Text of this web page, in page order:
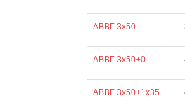
АВВГ 3х50
АВВГ 3х50+0
АВВГ 3х50+1х35